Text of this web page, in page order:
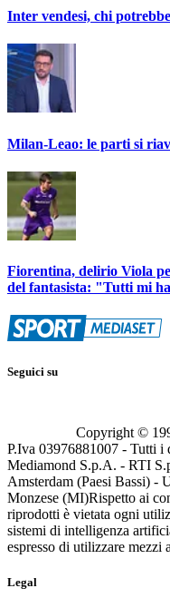
Inter vendesi, chi
Milan-Leao: le parti si
Fiorentina, delirio Viola
del fantasista: "Tutti mi
Seguici su
Copyright ©
P.Iva 03976881007 - Tutti
Mediamond S.p.A. - RTI
Amsterdam (Paesi Bassi) -
Monzese (MI)Rispetto ai
riprodotti è vietata ogni
sistemi di intelligenza
espresso di utilizzare mezzi
Legal